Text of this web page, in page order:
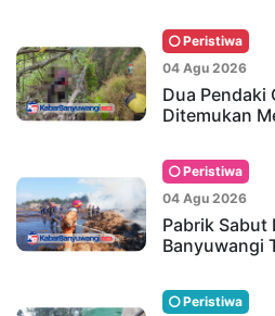
Peristiwa
04 Agu 2026
Dua Pendaki
Ditemukan
Peristiwa
04 Agu 2026
Pabrik Sabut
Banyuwangi
Peristiwa